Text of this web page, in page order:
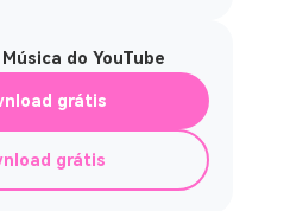
do YouTube
grátis
grátis